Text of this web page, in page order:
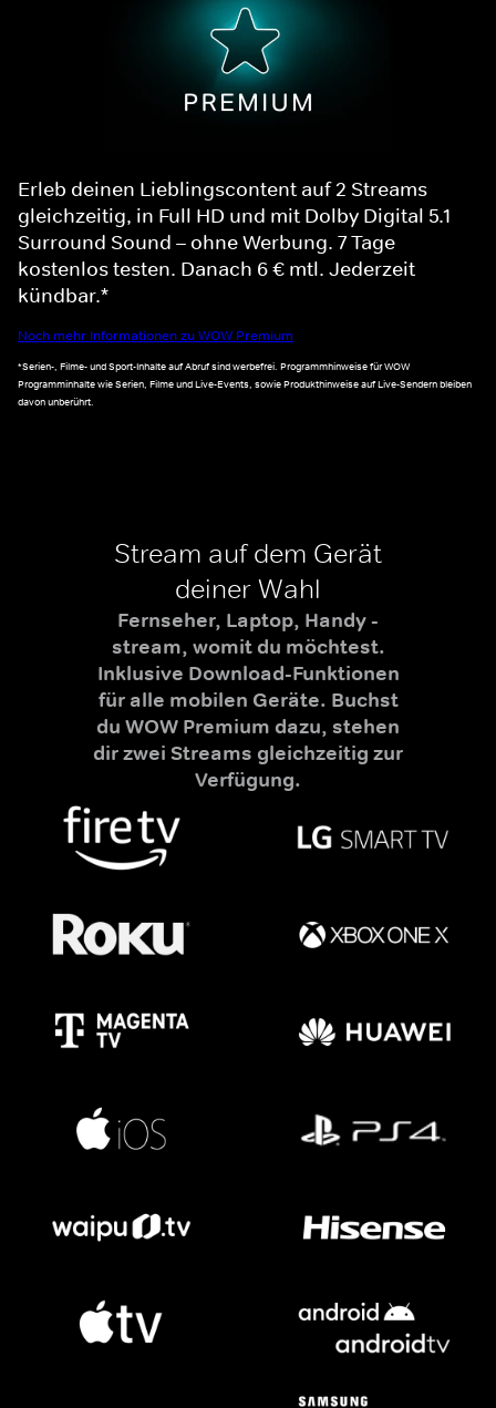
Erleb deinen Lieblingscontent auf 2 Streams
gleichzeitig, in Full HD und mit Dolby Digital 5.1
Surround Sound – ohne Werbung. 7 Tage
kostenlos testen. Danach 6 € mtl. Jederzeit
kündbar.*
Noch mehr Informationen zu WOW Premium
*Serien-, Filme- und Sport-Inhalte auf Abruf sind werbefrei. Programmhinweise für WOW
Programminhalte wie Serien, Filme und Live-Events, sowie Produkthinweise auf Live-Sendern bleiben
davon unberührt.
Stream auf dem Gerät
deiner Wahl
Fernseher, Laptop, Handy -
stream, womit du möchtest.
Inklusive Download-Funktionen
für alle mobilen Geräte. Buchst
du WOW Premium dazu, stehen
dir zwei Streams gleichzeitig zur
Verfügung.